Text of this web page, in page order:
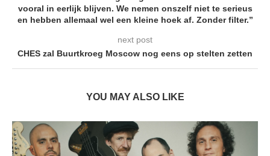
vooral in eerlijk blijven. We nemen onszelf niet te serieus
en hebben allemaal wel een kleine hoek af. Zonder filter.”
next post
CHES zal Buurtkroeg Moscow nog eens op stelten zetten
YOU MAY ALSO LIKE